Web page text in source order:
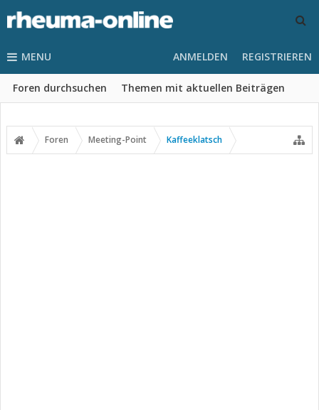
MENU
Foren durchsuchen Themen mit aktuellen Beiträgen
ANMELDEN REGISTRIEREN
Foren Meeting-Point Kaffeeklatsch